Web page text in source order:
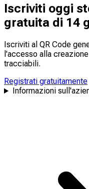
Iscriviti oggi
gratuita di 14
Iscriviti al QR Code
l'accesso alla
tracciabili.
Registrati gratuitamente
Informazioni